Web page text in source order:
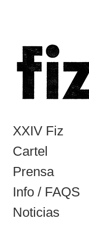
XXIV Fiz
Cartel
Prensa
Info / FAQS
Noticias